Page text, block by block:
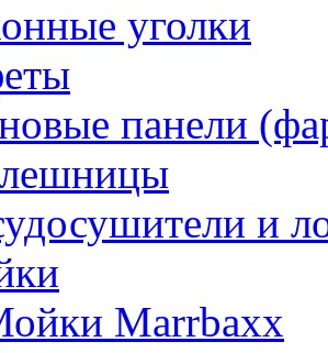
уголки
панели
и
Marrbaxx